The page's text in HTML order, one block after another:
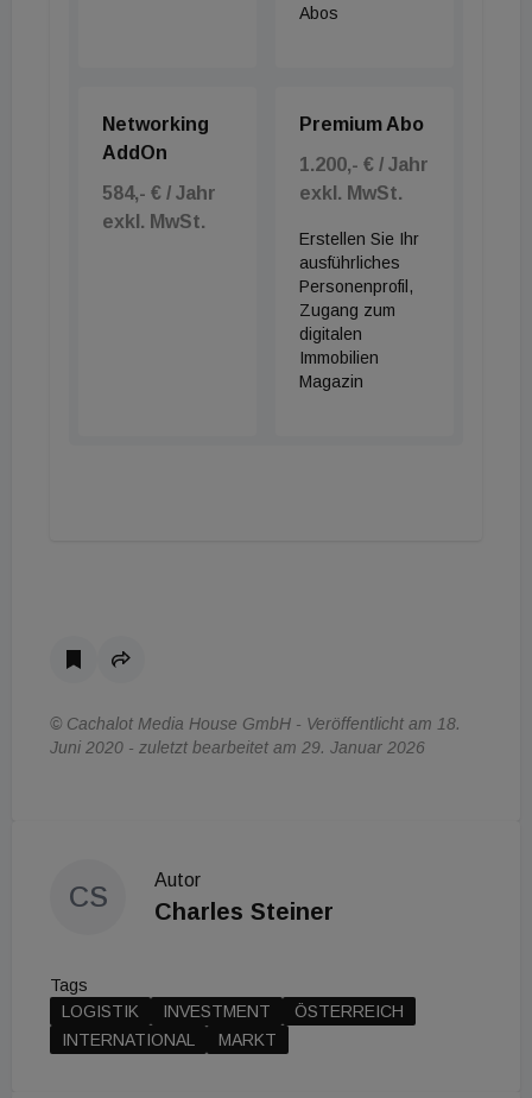
Abos
Networking
AddOn
584,- € / Jahr
exkl. MwSt.
Premium Abo
1.200,- € / Jahr
exkl. MwSt.
Erstellen Sie Ihr
ausführliches
Personenprofil,
Zugang zum
digitalen
Immobilien
Magazin
© Cachalot Media House GmbH - Veröffentlicht am 18.
Juni 2020 - zuletzt bearbeitet am 29. Januar 2026
CS
Autor
Charles Steiner
Tags
LOGISTIK
INVESTMENT
ÖSTERREICH
INTERNATIONAL
MARKT